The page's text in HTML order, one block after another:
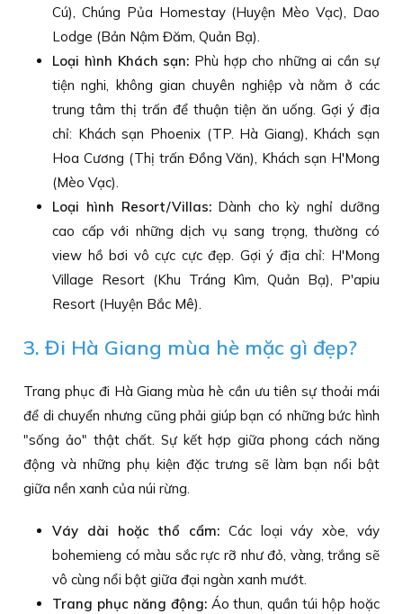
Cú), Chúng Pủa Homestay (Huyện Mèo Vạc), Dao
Lodge (Bản Nậm Đăm, Quản Bạ).
Loại hình Khách sạn: Phù hợp cho những ai cần sự
tiện nghi, không gian chuyên nghiệp và nằm ở các
trung tâm thị trấn để thuận tiện ăn uống. Gợi ý địa
chỉ: Khách sạn Phoenix (TP. Hà Giang), Khách sạn
Hoa Cương (Thị trấn Đồng Văn), Khách sạn H'Mong
(Mèo Vạc).
Loại hình Resort/Villas:Dành cho kỳ nghỉ dưỡng
cao cấp với những dịch vụ sang trọng, thường có
view hồ bơi vô cực cực đẹp. Gợi ý địa chỉ: H'Mong
Village Resort (Khu Tráng Kìm, Quản Bạ), P'apiu
Resort (Huyện Bắc Mê).
3. Đi Hà Giang mùa hè mặc gì đẹp?
Trang phục đi Hà Giang mùa hè cần ưu tiên sự thoải mái
để di chuyển nhưng cũng phải giúp bạn có những bức hình
"sống ảo" thật chất. Sự kết hợp giữa phong cách năng
động và những phụ kiện đặc trưng sẽ làm bạn nổi bật
giữa nền xanh của núi rừng.
Váy dài hoặc thổ cẩm: Các loại váy xòe, váy
bohemieng có màu sắc rực rỡ như đỏ, vàng, trắng sẽ
vô cùng nổi bật giữa đại ngàn xanh mướt.
Trang phục năng động:Áo thun, quần túi hộp hoặc